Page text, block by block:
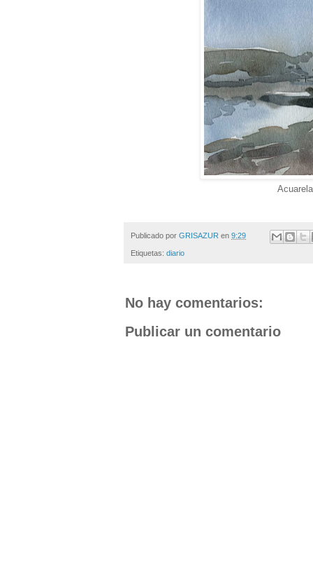
Publicado por GRISAZUR en 9:29
Etiquetas: diario
No hay comentarios:
Publicar un comentario